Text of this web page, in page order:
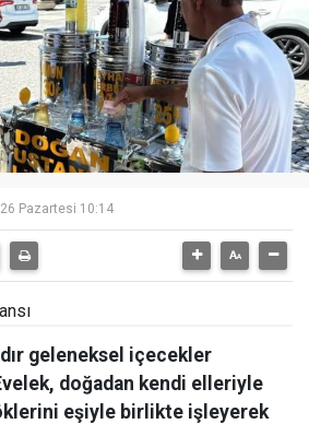
Pazartesi 10:14
geleneksel içecekler
doğadan kendi elleriyle
eşiyle birlikte işleyerek